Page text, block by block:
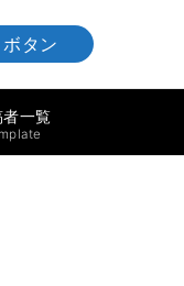
ボタン
一覧